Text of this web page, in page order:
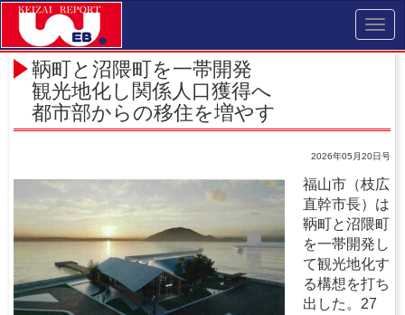
鞆町と沼隈町を一帯開発
観光地化し関係人口獲得へ
都市部からの移住を増やす
2026年05月20日号
福山市（枝広
直幹市長）は
鞆町と沼隈町
を一帯開発し
て観光地化す
る構想を打ち
出した。27